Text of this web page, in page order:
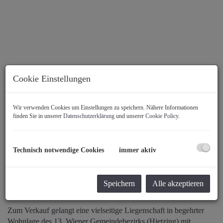
Zum Verkauf gelangt eine vielseitige Liegenschaft in begehrter
Cookie Einstellungen
Wir verwenden Cookies um Einstellungen zu speichern. Nähere Informationen
finden Sie in unserer Datenschutzerklärung und unserer Cookie Policy.
Technisch notwendige Cookies immer aktiv
Speichern Alle akzeptieren